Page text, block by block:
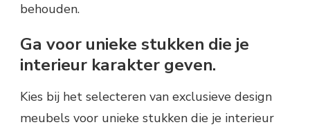
behouden.
Ga voor unieke stukken die je
interieur karakter geven.
Kies bij het selecteren van exclusieve design
meubels voor unieke stukken die je interieur